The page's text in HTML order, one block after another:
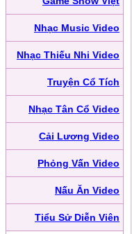
Nhạc Music Video
Nhạc Thiếu Nhi Video
Truyện Cổ Tích
Nhạc Tân Cổ Video
Cải Lương Video
Phỏng Vấn Video
Nấu Ăn Video
Tiểu Sử Diễn Viên